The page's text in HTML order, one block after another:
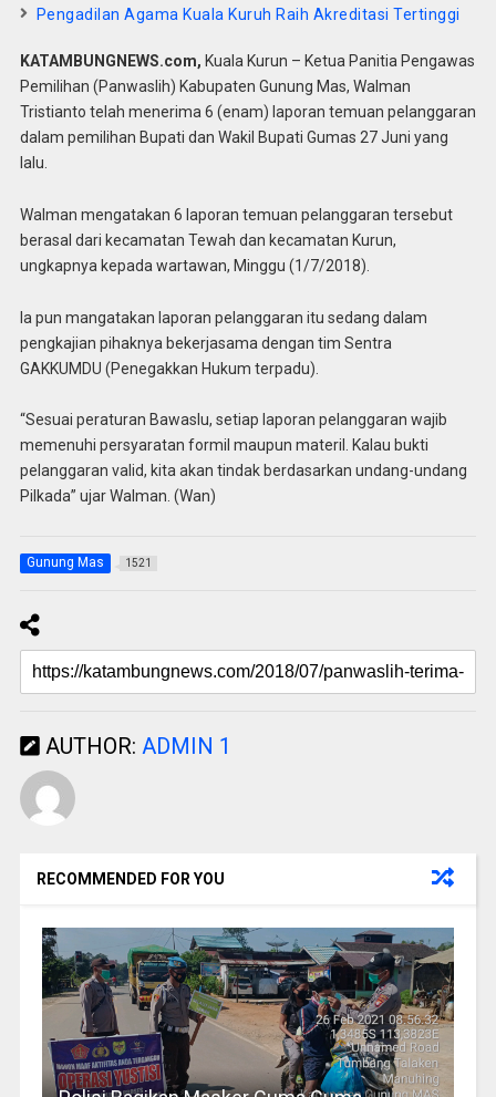
Pengadilan Agama Kuala Kuruh Raih Akreditasi Tertinggi
KATAMBUNGNEWS.com, Kuala Kurun – Ketua Panitia Pengawas
Pemilihan (Panwaslih) Kabupaten Gunung Mas, Walman
Tristianto telah menerima 6 (enam) laporan temuan pelanggaran
dalam pemilihan Bupati dan Wakil Bupati Gumas 27 Juni yang
lalu.
Walman mengatakan 6 laporan temuan pelanggaran tersebut
berasal dari kecamatan Tewah dan kecamatan Kurun,
ungkapnya kepada wartawan, Minggu (1/7/2018).
Ia pun mangatakan laporan pelanggaran itu sedang dalam
pengkajian pihaknya bekerjasama dengan tim Sentra
GAKKUMDU (Penegakkan Hukum terpadu).
“Sesuai peraturan Bawaslu, setiap laporan pelanggaran wajib
memenuhi persyaratan formil maupun materil. Kalau bukti
pelanggaran valid, kita akan tindak berdasarkan undang-undang
Pilkada” ujar Walman. (Wan)
Gunung Mas 1521
AUTHOR: ADMIN 1
RECOMMENDED FOR YOU